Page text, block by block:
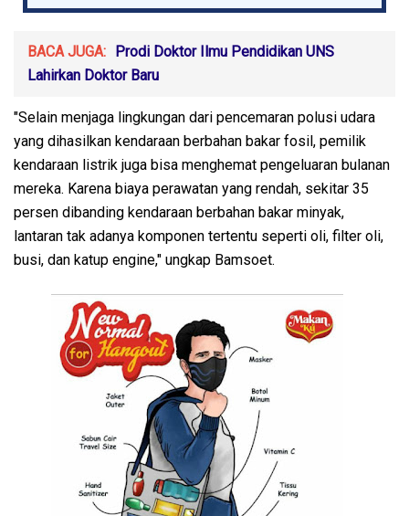
BACA JUGA: Prodi Doktor Ilmu Pendidikan UNS
Lahirkan Doktor Baru
"Selain menjaga lingkungan dari pencemaran polusi udara
yang dihasilkan kendaraan berbahan bakar fosil, pemilik
kendaraan listrik juga bisa menghemat pengeluaran bulanan
mereka. Karena biaya perawatan yang rendah, sekitar 35
persen dibanding kendaraan berbahan bakar minyak,
lantaran tak adanya komponen tertentu seperti oli, filter oli,
busi, dan katup engine," ungkap Bamsoet.